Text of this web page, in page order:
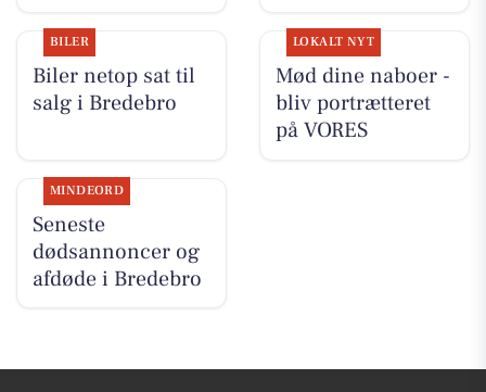
BILER
Biler netop sat til
salg i Bredebro
LOKALT NYT
Mød dine naboer -
bliv portrætteret
på VORES
MINDEORD
Seneste
dødsannoncer og
afdøde i Bredebro